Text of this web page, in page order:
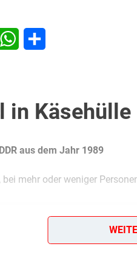
WhatsApp
in Käsehülle
aus dem Jahr 1989
mehr oder weniger
wir…